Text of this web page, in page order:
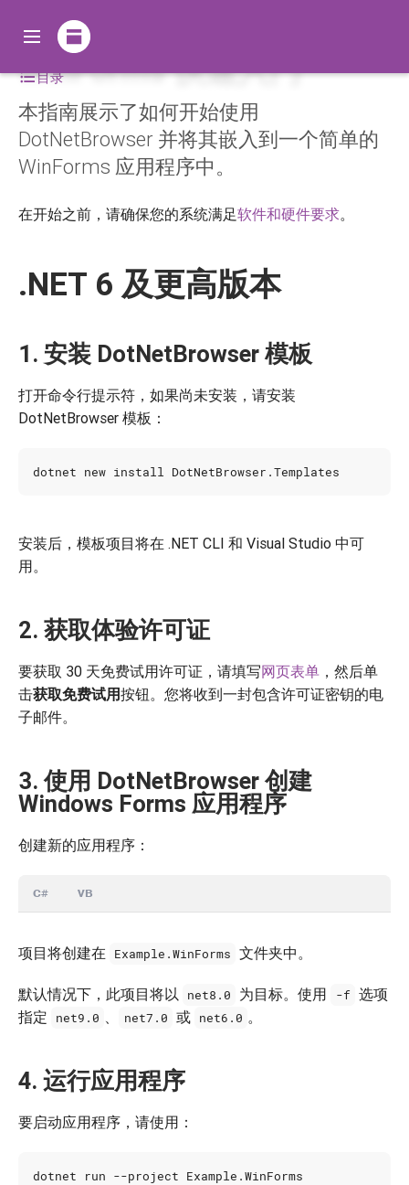
目录
WinForms 快速入门
本指南展示了如何开始使用
DotNetBrowser 并将其嵌入到一个简单的
WinForms 应用程序中。
在开始之前，请确保您的系统满足软件和硬件要求。
.NET 6 及更高版本
1. 安装 DotNetBrowser 模板
打开命令行提示符，如果尚未安装，请安装
DotNetBrowser 模板：
安装后，模板项目将在 .NET CLI 和 Visual Studio 中可
用。
2. 获取体验许可证
要获取 30 天免费试用许可证，请填写网页表单 ，然后单
击获取免费试用按钮。您将收到一封包含许可证密钥的电
子邮件。
3. 使用 DotNetBrowser 创建
Windows Forms 应用程序
创建新的应用程序：
C# VB
项目将创建在 Example.WinForms 文件夹中。
默认情况下，此项目将以 net8.0 为目标。使用 -f 选项
指定
net9.0 、 net7.0 或 net6.0 。
4. 运行应用程序
要启动应用程序，请使用：